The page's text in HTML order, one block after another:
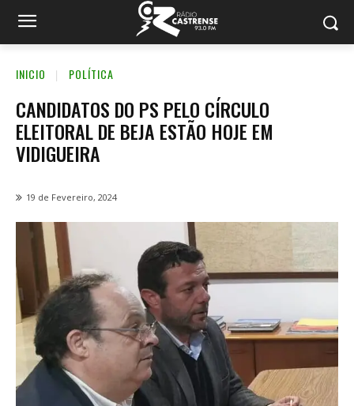
INICIO POLÍTICA
CANDIDATOS DO PS PELO CÍRCULO
ELEITORAL DE BEJA ESTÃO HOJE EM
VIDIGUEIRA
19 de Fevereiro, 2024